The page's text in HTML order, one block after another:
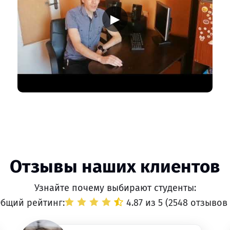
▶
Отзывы наших клиентов
Узнайте почему выбирают студенты:
рейтинг:
4.87 из 5 (2548 отзывов